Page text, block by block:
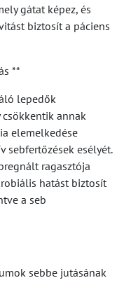
gátat képez, és
biztosít a páciens
**
lepedők
annak
elemelkedése
sebfertőzések esélyét.
ragasztója
hatást biztosít
a seb
sebbe jutásának